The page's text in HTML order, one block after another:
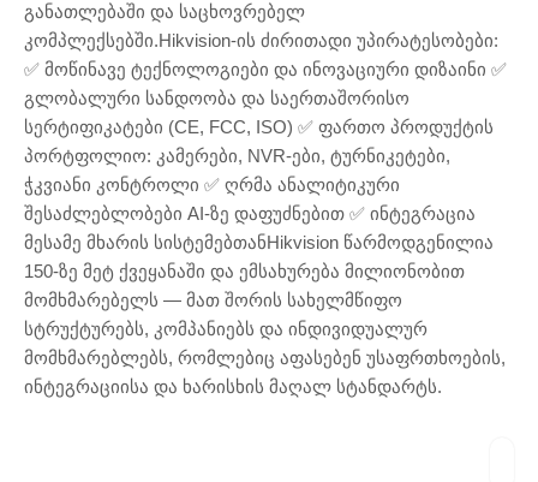
განათლებაში და საცხოვრებელ
კომპლექსებში.Hikvision-ის ძირითადი უპირატესობები:
✅ მოწინავე ტექნოლოგიები და ინოვაციური დიზაინი ✅
გლობალური სანდოობა და საერთაშორისო
სერტიფიკატები (CE, FCC, ISO) ✅ ფართო პროდუქტის
პორტფოლიო: კამერები, NVR-ები, ტურნიკეტები,
ჭკვიანი კონტროლი ✅ ღრმა ანალიტიკური
შესაძლებლობები AI-ზე დაფუძნებით ✅ ინტეგრაცია
მესამე მხარის სისტემებთანHikvision წარმოდგენილია
150-ზე მეტ ქვეყანაში და ემსახურება მილიონობით
მომხმარებელს — მათ შორის სახელმწიფო
სტრუქტურებს, კომპანიებს და ინდივიდუალურ
მომხმარებლებს, რომლებიც აფასებენ უსაფრთხოების,
ინტეგრაციისა და ხარისხის მაღალ სტანდარტს.